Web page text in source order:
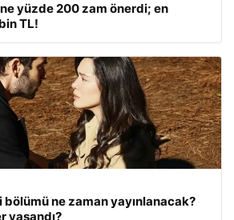
yüzde 200 zam önerdi; en
TL!
bölümü ne zaman yayınlanacak?
yaşandı?